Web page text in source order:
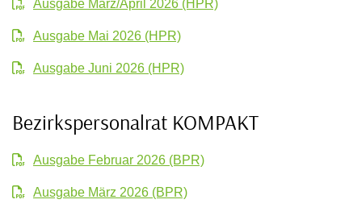
Ausgabe März/April 2026 (HPR)
Ausgabe Mai 2026 (HPR)
Ausgabe Juni 2026 (HPR)
Bezirkspersonalrat KOMPAKT
Ausgabe Februar 2026 (BPR)
Ausgabe März 2026 (BPR)